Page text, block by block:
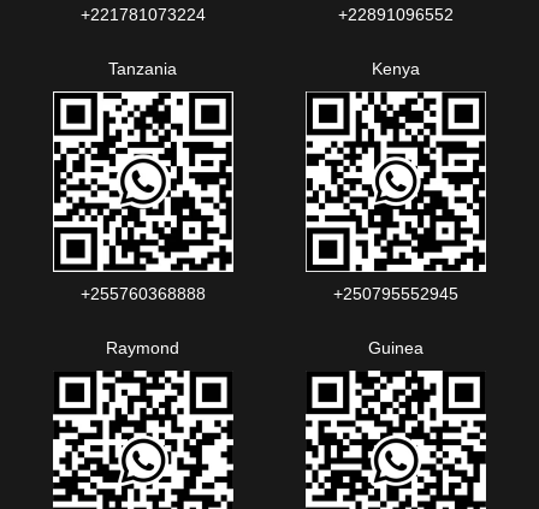
+221781073224‬‬ +22891096552‬‬‬‬
Tanzania
+255760368888
Kenya
+250795552945
Raymond Guinea